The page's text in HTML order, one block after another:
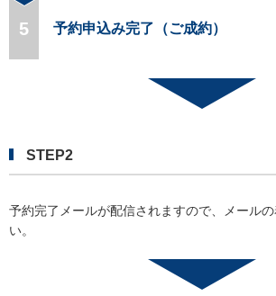
5 予約申込み完了（ご成約）
STEP2
予約完了メールが配信されますので、メール
い。